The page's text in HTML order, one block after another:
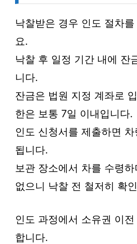
낙찰받은 경우 인도 절차
요.
낙찰 후 일정 기간 내에 잔
니다.
잔금은 법원 지정 계좌로
한은 보통 7일 이내입니다.
인도 신청서를 제출하면
됩니다.
보관 장소에서 차를 수령
없으니 낙찰 전 철저히 확
인도 과정에서 소유권 이
합니다.